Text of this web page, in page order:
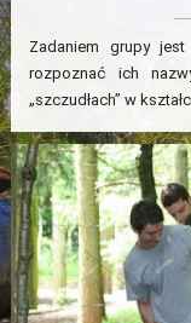
Zadaniem grupy
rozpoznać ich
„szczudłach” w